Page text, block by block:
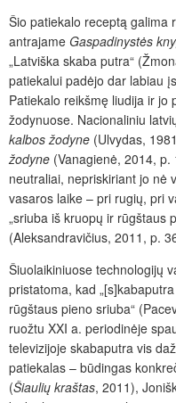
Šio patiekalo receptą galima
antrajame Gaspadinystės
„Latviška skaba putra“
patiekalui padėjo dar labiau
Patiekalo reikšmę liudija ir jo
žodynuose. Nacionaliniu
kalbos žodyne (Ulvydas,
žodyne (Vanagienė, 2014,
neutraliai, nepriskiriant jo nė
vasaros laike – pri rugių, pri
„sriuba iš kruopų ir rūgštaus
(Aleksandravičius, 2011, p.
Šiuolaikiniuose technologijų
pristatoma, kad
rūgštaus pieno sriuba“
ruožtu XXI a. periodinėje
televizijoje skabaputra vis
patiekalas – būdingas
(Šiaulių kraštas, 2011),